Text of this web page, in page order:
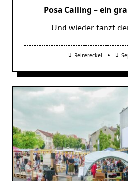
Posa Calling – ein
Und wieder tanzt
Reinereckel